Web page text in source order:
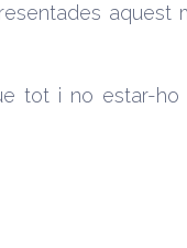
aquest
tot i no estar-